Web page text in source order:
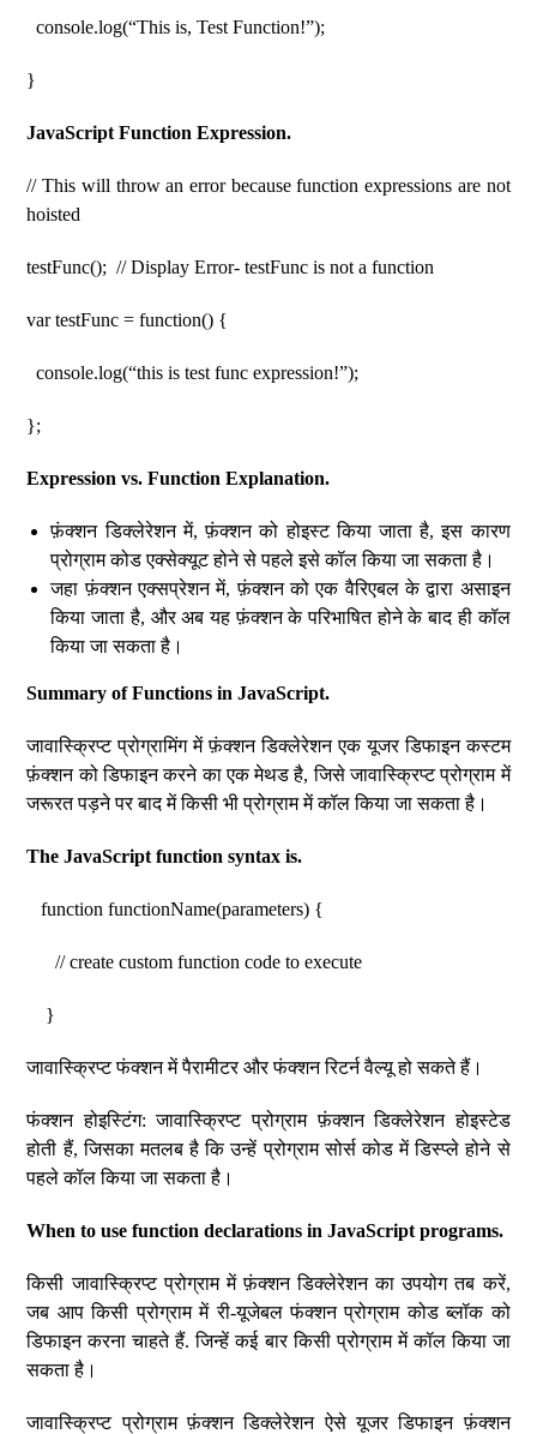
console.log(“This is, Test Function!”);
}
JavaScript Function Expression.
// This will throw an error because function expressions are not
hoisted
testFunc(); // Display Error- testFunc is not a function
var testFunc = function() {
console.log(“this is test func expression!”);
};
Expression vs. Function Explanation.
फ़ंक्शन डिक्लेरेशन में, फ़ंक्शन को होइस्ट किया जाता है, इस कारण
प्रोग्राम कोड एक्सेक्यूट होने से पहले इसे कॉल किया जा सकता है।
जहा फ़ंक्शन एक्सप्रेशन में, फ़ंक्शन को एक वैरिएबल के द्वारा असाइन
किया जाता है, और अब यह फ़ंक्शन के परिभाषित होने के बाद ही कॉल
किया जा सकता है।
Summary of Functions in JavaScript.
जावास्क्रिप्ट प्रोग्रामिंग में फ़ंक्शन डिक्लेरेशन एक यूजर डिफाइन कस्टम
फ़ंक्शन को डिफाइन करने का एक मेथड है, जिसे जावास्क्रिप्ट प्रोग्राम में
जरूरत पड़ने पर बाद में किसी भी प्रोग्राम में कॉल किया जा सकता है।
The JavaScript function syntax is.
function functionName(parameters) {
// create custom function code to execute
}
जावास्क्रिप्ट फंक्शन में पैरामीटर और फंक्शन रिटर्न वैल्यू हो सकते हैं।
फंक्शन होइस्टिंग: जावास्क्रिप्ट प्रोग्राम फ़ंक्शन डिक्लेरेशन होइस्टेड
होती हैं, जिसका मतलब है कि उन्हें प्रोग्राम सोर्स कोड में डिस्प्ले होने से
पहले कॉल किया जा सकता है।
When to use function declarations in JavaScript programs.
किसी जावास्क्रिप्ट प्रोग्राम में फ़ंक्शन डिक्लेरेशन का उपयोग तब करें,
जब आप किसी प्रोग्राम में री-यूजेबल फंक्शन प्रोग्राम कोड ब्लॉक को
डिफाइन करना चाहते हैं. जिन्हें कई बार किसी प्रोग्राम में कॉल किया जा
सकता है।
जावास्क्रिप्ट प्रोग्राम फ़ंक्शन डिक्लेरेशन ऐसे यूजर डिफाइन फ़ंक्शन